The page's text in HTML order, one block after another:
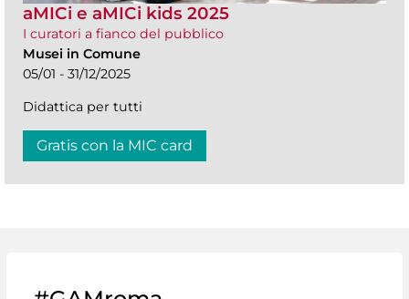
aMICi e aMICi kids 2025
I curatori a fianco del pubblico
Musei in Comune
05/01 - 31/12/2025
Didattica per tutti
Gratis con la MIC card